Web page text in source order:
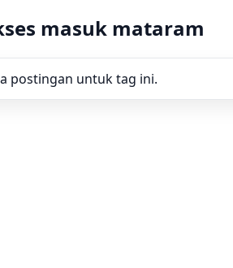
masuk mataram
postingan untuk tag ini.